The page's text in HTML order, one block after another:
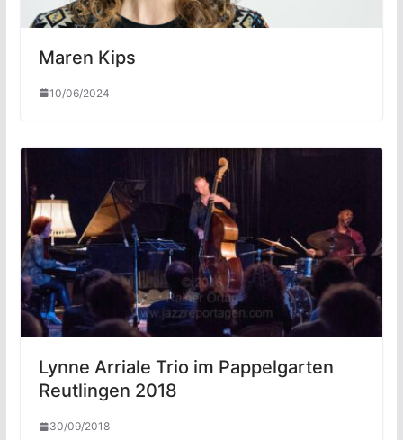
Maren Kips
10/06/2024
Lynne Arriale Trio im Pappelgarten
Reutlingen 2018
30/09/2018